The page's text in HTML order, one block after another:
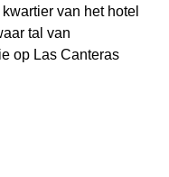
van het hotel
tal van
op Las Canteras